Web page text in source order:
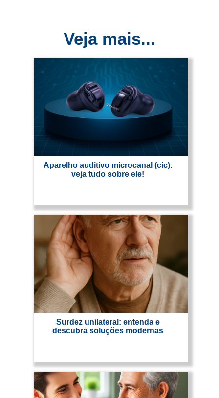
Veja mais...
Aparelho auditivo microcanal (cic):
veja tudo sobre ele!
Surdez unilateral: entenda e
descubra soluções modernas